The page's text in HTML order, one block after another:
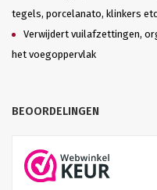
tegels, porcelanato, klinkers etc
Verwijdert vuilafzettingen,
het voegoppervlak
BEOORDELINGEN